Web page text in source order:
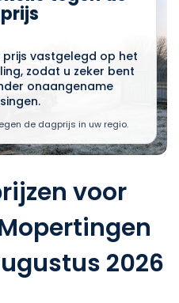
vastgelegd op het
zodat u zeker bent
onaangename
de dagprijs in uw regio.
voor
2026